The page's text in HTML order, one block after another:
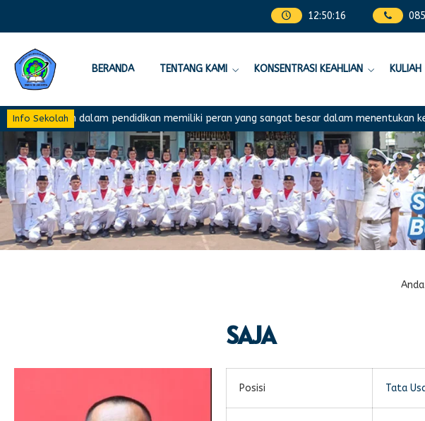
12:50:16
BERANDA TENTANG KAMI KONSENTRASI KEAHLIAN KULIAH
Info Sekolah
Kurikulum dalam pendidikan memiliki peran yang sangat besar dalam menentukan
SAJA
Posisi Tata